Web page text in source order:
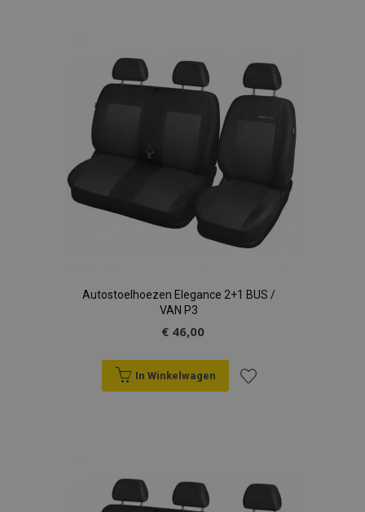
verlanglijst
Autostoelhoezen Elegance 2+1 BUS /
VAN P3
€ 46,00
In Winkelwagen
verlanglijst